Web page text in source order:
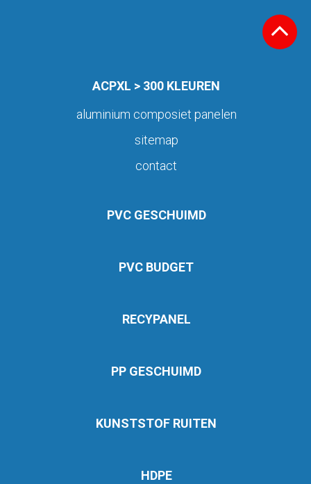
ACPXL > 300 KLEUREN
aluminium composiet panelen
sitemap
contact
PVC GESCHUIMD
PVC BUDGET
RECYPANEL
PP GESCHUIMD
KUNSTSTOF RUITEN
HDPE